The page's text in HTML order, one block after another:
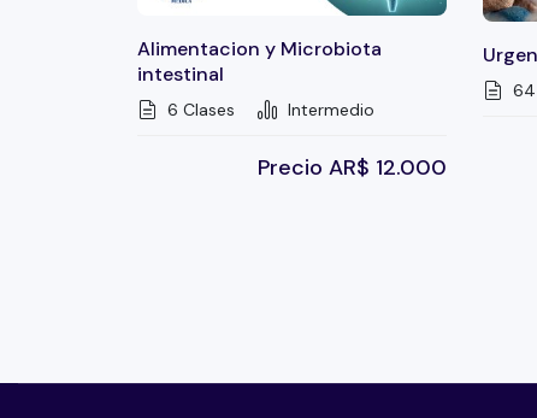
Alimentacion y Microbiota
intestinal
6 Clases Intermedio
Precio AR$ 12.000
64